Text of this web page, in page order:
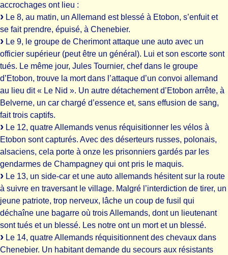
accrochages ont lieu :
Le 8, au matin, un Allemand est blessé à Etobon, s’enfuit et
se fait prendre, épuisé, à Chenebier.
Le 9, le groupe de Cherimont attaque une auto avec un
officier supérieur (peut être un général). Lui et son escorte sont
tués. Le même jour, Jules Tournier, chef dans le groupe
d’Etobon, trouve la mort dans l’attaque d’un convoi allemand
au lieu dit « Le Nid ». Un autre détachement d’Etobon arrête, à
Belverne, un car chargé d’essence et, sans effusion de sang,
fait trois captifs.
Le 12, quatre Allemands venus réquisitionner les vélos à
Etobon sont capturés. Avec des déserteurs russes, polonais,
alsaciens, cela porte à onze les prisonniers gardés par les
gendarmes de Champagney qui ont pris le maquis.
Le 13, un side-car et une auto allemands hésitent sur la route
à suivre en traversant le village. Malgré l’interdiction de tirer, un
jeune patriote, trop nerveux, lâche un coup de fusil qui
déchaîne une bagarre où trois Allemands, dont un lieutenant
sont tués et un blessé. Les notre ont un mort et un blessé.
Le 14, quatre Allemands réquisitionnent des chevaux dans
Chenebier. Un habitant demande du secours aux résistants